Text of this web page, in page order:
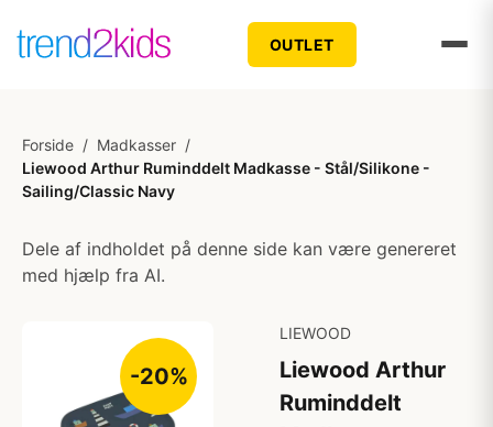
OUTLET
Forside / Madkasser /
Liewood Arthur Ruminddelt Madkasse - Stål/Silikone -
Sailing/Classic Navy
Dele af indholdet på denne side kan være genereret
med hjælp fra AI.
-20%
LIEWOOD
Liewood Arthur
Ruminddelt